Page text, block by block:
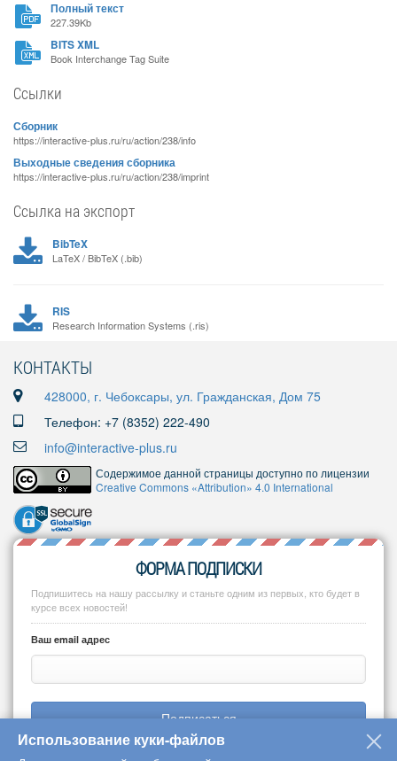
Полный текст
227.39Kb
BITS XML
Book Interchange Tag Suite
Ссылки
Сборник
https://interactive-plus.ru/ru/action/238/info
Выходные сведения сборника
https://interactive-plus.ru/ru/action/238/imprint
Ссылка на экспорт
BibTeX
LaTeX / BibTeX (.bib)
RIS
Research Information Systems (.ris)
КОНТАКТЫ
428000, г. Чебоксары, ул. Гражданская, Дом 75
Телефон: +7 (8352) 222-490
info@interactive-plus.ru
Содержимое данной страницы доступно по лицензии
Creative Commons «Attribution» 4.0 International
ФОРМА ПОДПИСКИ
Подпишитесь на нашу рассылку и станьте одним из первых, кто будет в
курсе всех новостей!
Ваш email адрес
Подписаться
Использование куки-файлов